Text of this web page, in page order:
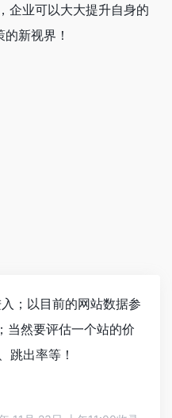
企业可以大大提升自身的
新视界！
；以目前的网站数据参
当然要评估一个站的价
跳出率等！